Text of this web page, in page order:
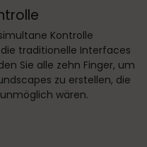
Kontrolle
traditionelle Interfaces
Sie alle zehn Finger, um
zu erstellen, die
wären.